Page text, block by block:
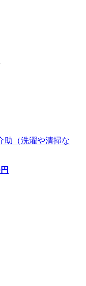
助（洗濯や清掃な
円